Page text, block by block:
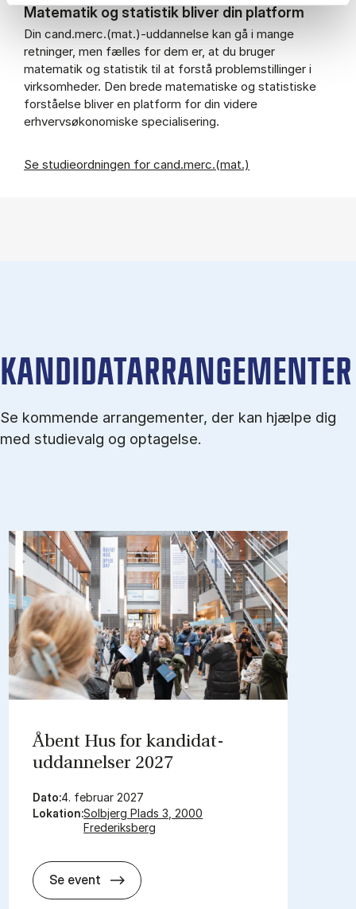
Matematik og statistik bliver din platform
Din cand.merc.(mat.)-uddannelse kan gå i mange
retninger, men fælles for dem er, at du bruger
matematik og statistik til at forstå problemstillinger i
virksomheder. Den brede matematiske og statistiske
forståelse bliver en platform for din videre
erhvervsøkonomiske specialisering.
Se studieordningen for cand.merc.(mat.)
KANDIDATARRANGEMENTER
Se kommende arrangementer, der kan hjælpe dig
med studievalg og optagelse.
Åbent Hus for kandidat­
uddannelser 2027
Dato:4. februar 2027
Lokation:Solbjerg Plads 3, 2000
Frederiksberg
Se event Åbent Hus for kandidat­uddannelser